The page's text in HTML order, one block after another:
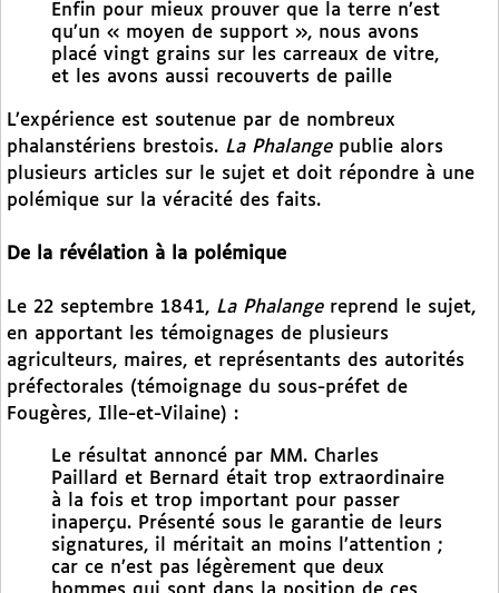
Enfin pour mieux prouver que la terre n’est
qu’un « moyen de support », nous avons
placé vingt grains sur les carreaux de vitre,
et les avons aussi recouverts de paille
L’expérience est soutenue par de nombreux
phalanstériens brestois. La Phalangepublie alors
plusieurs articles sur le sujet et doit répondre à une
polémique sur la véracité des faits.
De la révélation à la polémique
Le 22 septembre 1841, La Phalangereprend le sujet,
en apportant les témoignages de plusieurs
agriculteurs, maires, et représentants des autorités
préfectorales (témoignage du sous-préfet de
Fougères, Ille-et-Vilaine) :
Le résultat annoncé par MM. Charles
Paillard et Bernard était trop extraordinaire
à la fois et trop important pour passer
inaperçu. Présenté sous le garantie de leurs
signatures, il méritait an moins l’attention ;
car ce n’est pas légèrement que deux